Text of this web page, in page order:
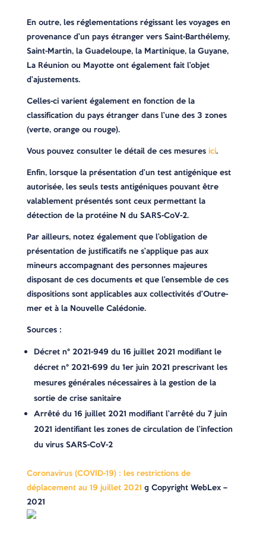
En outre, les réglementations régissant les voyages en
provenance d’un pays étranger vers Saint-Barthélemy,
Saint-Martin, la Guadeloupe, la Martinique, la Guyane,
La Réunion ou Mayotte ont également fait l’objet
d’ajustements.
Celles-ci varient également en fonction de la
classification du pays étranger dans l’une des 3 zones
(verte, orange ou rouge).
Vous pouvez consulter le détail de ces mesures ici.
Enfin, lorsque la présentation d’un test antigénique est
autorisée, les seuls tests antigéniques pouvant être
valablement présentés sont ceux permettant la
détection de la protéine N du SARS-CoV-2.
Par ailleurs, notez également que l’obligation de
présentation de justificatifs ne s’applique pas aux
mineurs accompagnant des personnes majeures
disposant de ces documents et que l’ensemble de ces
dispositions sont applicables aux collectivités d’Outre-
mer et à la Nouvelle Calédonie.
Sources :
Décret n° 2021-949 du 16 juillet 2021 modifiant le
décret n° 2021-699 du 1er juin 2021 prescrivant les
mesures générales nécessaires à la gestion de la
sortie de crise sanitaire
Arrêté du 16 juillet 2021 modifiant l’arrêté du 7 juin
2021 identifiant les zones de circulation de l’infection
du virus SARS-CoV-2
Coronavirus (COVID-19) : les restrictions de
déplacement au 19 juillet 2021 © Copyright WebLex –
2021